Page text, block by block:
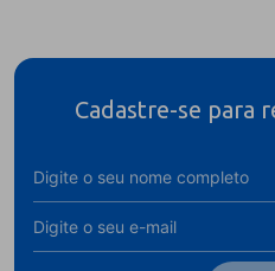
Cadastre-se para